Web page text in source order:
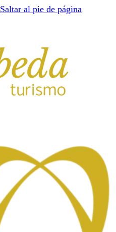
Saltar al pie de página